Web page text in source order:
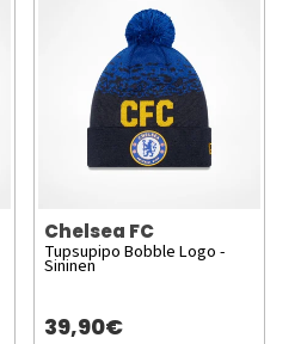
Chelsea FC
Tupsupipo Bobble Logo -
Sininen
39,90€